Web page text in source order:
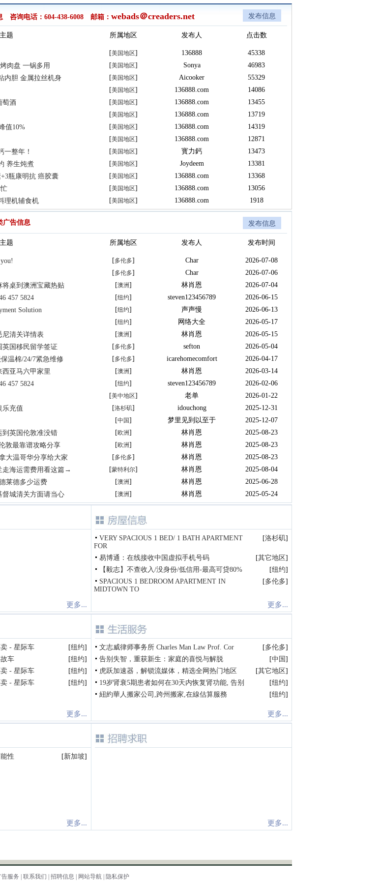
咨询电话：604-438-6008 邮箱： webads＠creaders.net 发布信息
题 所属地区 发布人 点击数
[美国地区] 136888
45338
肉盘 一锅多用
[美国地区] Sonya
46983
内胆 金属拉丝机身
[美国地区] Aicooker
55329
[美国地区] 136888.com
14086
萄酒
[美国地区] 136888.com
13455
[美国地区] 136888.com
13719
值10%
[美国地区] 136888.com
14319
[美国地区] 136888.com
12871
一整年！
[美国地区] 寳力鈣
13473
养生炖煮
[美国地区] Joydeem
13381
瓶康明抗 癌胶囊
[美国地区] 136888.com
13368
[美国地区] 136888.com
13056
理机辅食机
[美国地区] 136888.com 1918
广告信息 发布信息
题 所属地区 发布人 发布时间
[多伦多] Char
2026-07-08
[多伦多] Char
2026-07-06
桌到澳洲宝藏热贴
[澳洲] 林肖恩
2026-07-04
457 5824
[纽约] steven123456789
2026-06-15
Solution
[纽约] 声声慢
2026-06-13
[纽约] 网络大全
2026-05-17
尼清关详情表
[澳洲] 林肖恩
2026-05-15
国移民留学签证
[多伦多] sefton
2026-05-04
温棉/24/7紧急维修
[多伦多] icarehomecomfort
2026-04-17
亚马六甲家里
[澳洲] 林肖恩
2026-03-14
457 5824
[纽约] steven123456789
2026-02-06
[美中地区] 老单
2026-01-22
乐充值
[洛杉矶] idouchong
2025-12-31
[中国] 梦里见到以至于
2025-12-07
到英国伦敦准没错
[欧洲] 林肖恩
2025-08-23
敦最靠谱攻略分享
[欧洲] 林肖恩
2025-08-23
大温哥华分享给大家
[多伦多] 林肖恩
2025-08-23
走海运需费用看这篇→
[蒙特利尔] 林肖恩
2025-08-04
莱德多少运费
[澳洲] 林肖恩
2025-06-28
城清关方面请当心
[澳洲] 林肖恩 2025-05-24
更多...
VERY SPACIOUS 1 BED/ 1 BATH APARTMENT
FOR
[洛杉矶]
易博通：在线接收中国虚拟手机号码 [其它地区]
【毅志】不查收入/没身份/低信用-最高可贷80%
[纽约]
SPACIOUS 1 BEDROOM APARTMENT IN
MIDTOWN TO
[多伦多]
更多...
- 星际车 [纽约]
车
[纽约]
- 星际车
[纽约]
- 星际车
[纽约]
更多...
文志威律师事务所 Charles Man Law Prof. Cor [多伦多]
告别失智，重获新生：家庭的喜悦与解脱
[中国 ]
虎跃加速器，解锁流媒体，精选全网热门地区
[其它地区]
19岁肾衰5期患者如何在30天内恢复肾功能, 告别
[纽约]
紐約華人搬家公司,跨州搬家,在線估算服務
[纽约]
更多...
性 [新加坡]
更多... 更多...
告服务 联系我们 招聘信息 网站导航 隐私保护